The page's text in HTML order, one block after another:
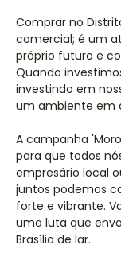
Comprar no
comercial; é um
próprio futuro e
Quando
investindo em
um ambiente em
A campanha
para que todos
empresário local
juntos podemos
forte e vibrante.
uma luta que
Brasília de lar.